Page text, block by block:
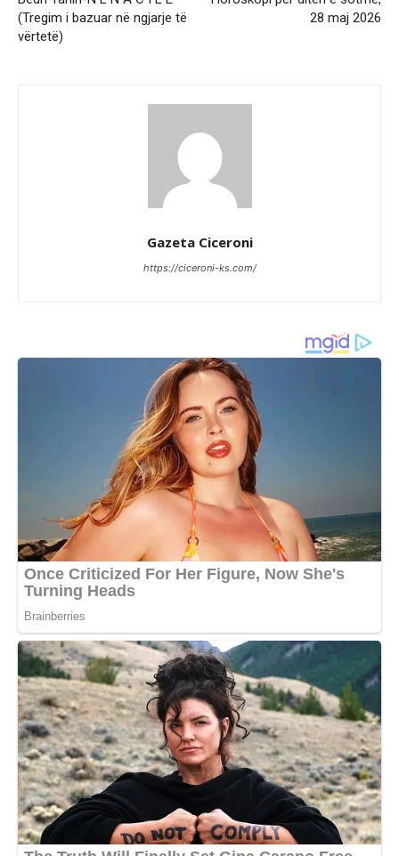
(Tregim i bazuar në ngjarje të
vërtetë)
28 maj 2026
Gazeta Ciceroni
https://ciceroni-ks.com/